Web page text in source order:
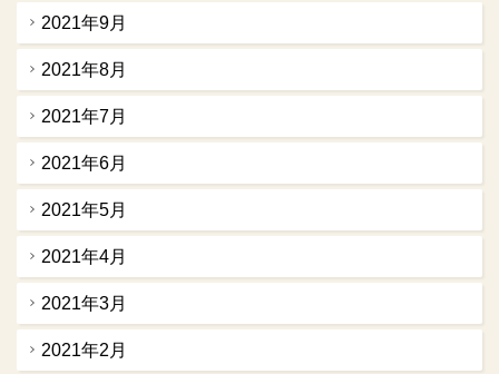
2021年9月
2021年8月
2021年7月
2021年6月
2021年5月
2021年4月
2021年3月
2021年2月